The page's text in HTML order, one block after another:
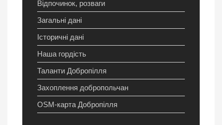
Відпочинок, розваги
Загальні дані
Історичні дані
Наша гордість
Таланти Добропілля
Захоплення добропольчан
OSM-карта Добропілля